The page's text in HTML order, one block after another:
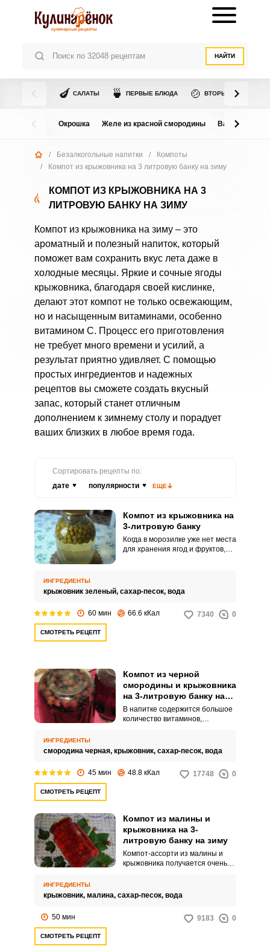
НАЙТИ
🍆 САЛАТЫ 🍵 ПЕРВЫЕ БЛЮДА 🍲 ВТОРЫЕ БЛЮДА
Окрошка Желе из красной смородины Варенье из
/ Безалкогольные напитки /
Компоты
/
Компот из крыжовника на 3 литровую банку на зиму
КОМПОТ ИЗ КРЫЖОВНИКА НА 3
ЛИТРОВУЮ БАНКУ НА ЗИМУ
Компот из крыжовника на зиму – это
ароматный и полезный напиток, который
поможет вам сохранить вкус лета даже в
холодные месяцы. Яркие и сочные ягоды
крыжовника, благодаря своей кислинке,
делают этот компот не только освежающим,
но и насыщенным витаминами, особенно
витамином С. Процесс его приготовления
не требует много времени и усилий, а
результат приятно удивляет. С помощью
простых ингредиентов и надежных
рецептов вы сможете создать вкусный
запас, который станет отличным
дополнением к зимнему столу и порадует
ваших близких в любое время года.
Сортировать рецепты по:
дате
популярности ЕЩЕ
Компот из крыжовника на
3-литровую банку
Когда в морозилке уже нет места
для хранения ягод и фруктов,
чтобы хватило для всей семьи и
гостей.
ИНГРЕДИЕНТЫ
крыжовник зеленый, сахар-песок, вода
60 мин 66.6 кКал 7340 0
СМОТРЕТЬ РЕЦЕПТ
Компот из черной
смородины и крыжовника
на 3-литровую банку на
зиму
В напитке содержится большое
количество витаминов,
Компот из смородины и
для укрепления иммунитета в
зимнюю пору.
ИНГРЕДИЕНТЫ
смородина черная, крыжовник, сахар-песок, вода
45 мин 48.8 кКал 17748 0
СМОТРЕТЬ РЕЦЕПТ
Компот из малины и
крыжовника на 3-
литровую банку на зиму
Компот-ассорти из малины и
крыжовника получается очень
отличным напитком для детей,
взамен магазинному лимонаду.
ИНГРЕДИЕНТЫ
крыжовник, малина, сахар-песок, вода
50 мин 9183 0
СМОТРЕТЬ РЕЦЕПТ